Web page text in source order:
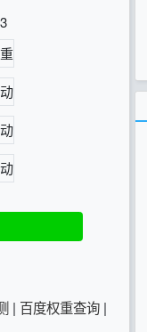
| 百度权重查询 |